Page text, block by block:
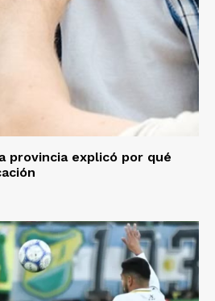
provincia explicó por qué